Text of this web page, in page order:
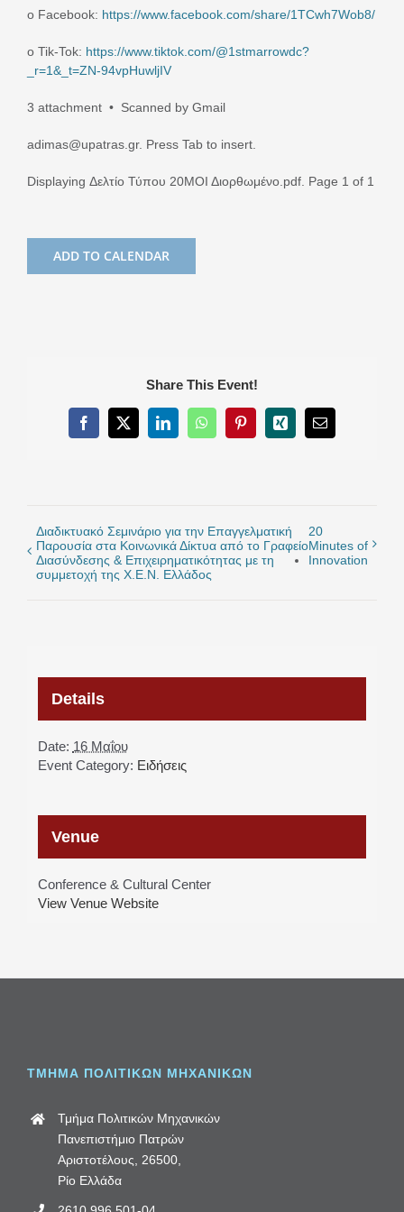
o Facebook: https://www.facebook.com/share/1TCwh7Wob8/
o Tik-Tok: https://www.tiktok.com/@1stmarrowdc?
_r=1&_t=ZN-94vpHuwljIV
3 attachment • Scanned by Gmail
adimas@upatras.gr. Press Tab to insert.
Displaying Δελτίο Τύπου 20ΜΟΙ Διορθωμένο.pdf. Page 1 of 1
ADD TO CALENDAR
Share This Event!
Facebook
X LinkedInWhatsAppPinterestXing Email
Διαδικτυακό Σεμινάριο για την Επαγγελματική
Παρουσία στα Κοινωνικά Δίκτυα από το Γραφείο
Διασύνδεσης & Επιχειρηματικότητας με τη
συμμετοχή της Χ.Ε.Ν. Ελλάδος
20
Minutes of
Innovation
Details
Date: 16 Μαΐου
Event Category: Ειδήσεις
Venue
Conference & Cultural Center
View Venue Website
ΤΜΗΜΑ ΠΟΛΙΤΙΚΩΝ ΜΗΧΑΝΙΚΩΝ
Τμήμα Πολιτικών Μηχανικών
Πανεπιστήμιο Πατρών
Αριστοτέλους, 26500,
Ρίο Ελλάδα